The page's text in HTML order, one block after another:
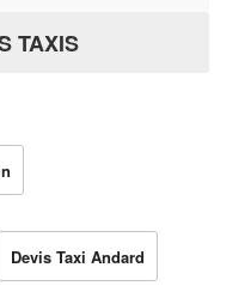
TAXIS
Devis Taxi Andard